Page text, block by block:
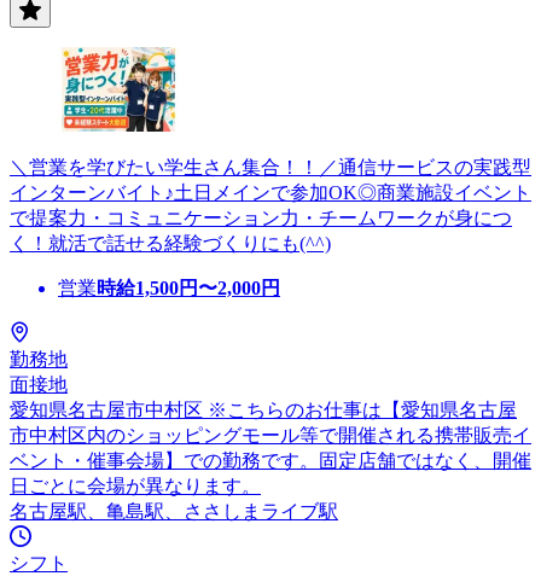
＼営業を学びたい学生さん集合！！／通信サービスの実践型
インターンバイト♪土日メインで参加OK◎商業施設イベント
で提案力・コミュニケーション力・チームワークが身につ
く！就活で話せる経験づくりにも(^^)
営業時給1,500円〜2,000円
勤務地
面接地
愛知県名古屋市中村区 ※こちらのお仕事は【愛知県名古屋
市中村区内のショッピングモール等で開催される携帯販売イ
ベント・催事会場】での勤務です。固定店舗ではなく、開催
日ごとに会場が異なります。
名古屋駅、亀島駅、ささしまライブ駅
シフト